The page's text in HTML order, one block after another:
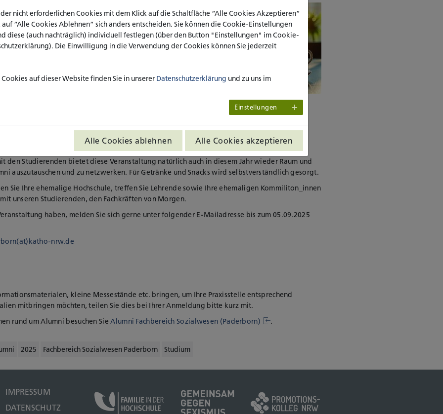
unsere Alumni herzlich zum
am Standort Paderborn
Veranstaltungenausden
Das „Alumni-Praxis-Café“ findet
Uhr im Hörsaal AM003 der katho
Erstsemester die
viele Informationen rund ums
die Studierenden direkt zu
zur Praxis herstellen, in den
knüpfen können.
nicht nur viel aus der Praxis berichten, sondern auch vom Hochschulleben sowie Ihrem
für unsere Erstsemester sehr gewinnbringend sein.
den Studierenden bietet diese Veranstaltung natürlich auch in diesem Jahr wieder Raum und
auszutauschen und zu netzwerken. Für Getränke und Snacks wird selbstverständlich gesorgt.
Sie Ihre ehemalige Hochschule, treffen Sie Lehrende sowie Ihre ehemaligen Kommiliton_innen
unseren Studierenden, den Fachkräften von Morgen.
haben, melden Sie sich gerne unter folgender E-Mailadresse bis zum 05.09.2025
nrw.de
kleine Messestände etc. bringen, um Ihre Praxisstelle entsprechend
mitbringen möchten, teilen Sie dies bei Ihrer Anmeldung bitte kurz mit.
rund um Alumni besuchen SieAlumni Fachbereich Sozialwesen (Paderborn) .
2025 Fachbereich Sozialwesen Paderborn Studium
IMPRESSUM
DATENSCHUTZ
nicht erforderlichen Cookies mit dem Klick auf die Schaltfläche “Alle Cookies Akzeptieren”
“Alle Cookies Ablehnen” sich anders entscheiden. Sie können die Cookie-Einstellungen
diese (auch nachträglich) individuell festlegen (über den Button "Einstellungen" im Cookie-
Die Einwilligung in die Verwendung der Cookies können Sie jederzeit
auf dieser Website finden Sie in unserer Datenschutzerklärung und zu uns im
Einstellungen
Alle Cookies ablehnen Alle Cookies akzeptieren